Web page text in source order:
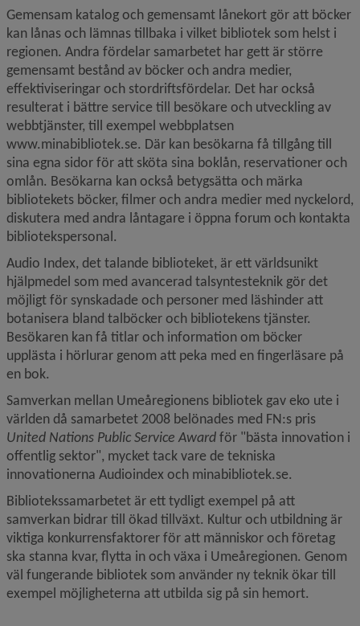
Gemensam katalog och gemensamt lånekort gör att böcker
kan lånas och lämnas tillbaka i vilket bibliotek som helst i
regionen. Andra fördelar samarbetet har gett är större
gemensamt bestånd av böcker och andra medier,
effektiviseringar och stordriftsfördelar. Det har också
resulterat i bättre service till besökare och utveckling av
webb­tjänster, till exempel webbplatsen
www.minabibliotek.se. Där kan besökarna få tillgång till
sina egna sidor för att sköta sina boklån, reservationer och
omlån. Besökarna kan också betygsätta och märka
bibliotekets böcker, filmer och andra medier med nyckelord,
diskutera med andra låntagare i öppna forum och kontakta
bibliotekspersonal.
Audio Index, det talande biblioteket, är ett världsunikt
hjälpmedel som med avancerad talsyntesteknik gör det
möjligt för synskadade och personer med läshinder att
botanisera bland talböcker och bibliotekens tjänster.
Besökaren kan få titlar och information om böcker
upplästa i hörlurar genom att peka med en fingerläsare på
en bok.
Samverkan mellan Umeåregionens bibliotek gav eko ute i
United Nations Public Service Award för "bästa innovation i
offentlig sektor", mycket tack vare de tekniska
innovationerna Audioindex och minabibliotek.se.
Bibliotekssamarbetet är ett tydligt exempel på att
samverkan bidrar till ökad tillväxt. Kultur och utbildning är
viktiga konkurrensfaktorer för att människor och företag
ska stanna kvar, flytta in och växa i Umeåregionen. Genom
väl fungerande bibliotek som använder ny teknik ökar till
exempel möjligheterna att utbilda sig på sin hemort.